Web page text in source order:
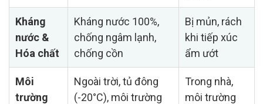
Kháng
nước &
Hóa chất
Kháng nước 100%,
chống ngâm lạnh,
chống cồn
Bị mủn, rách
khi tiếp xúc
ẩm ướt
Môi
trường
Ngoài trời, tủ đông
(-20°C), môi trường
Trong nhà,
môi trường